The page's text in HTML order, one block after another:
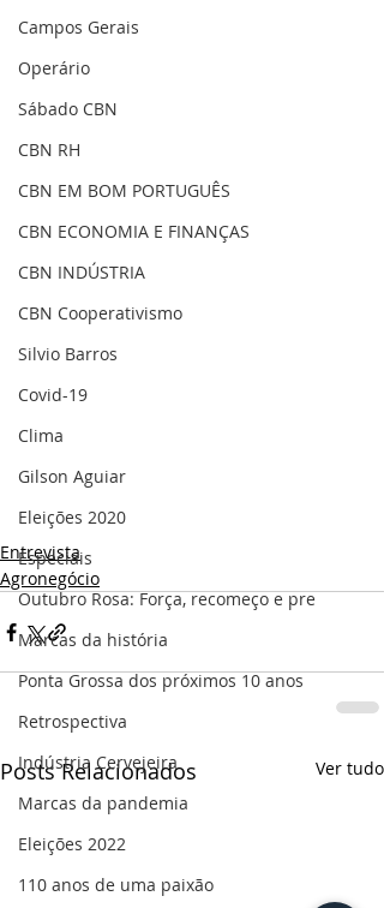
Campos Gerais
Operário
Sábado CBN
CBN RH
CBN EM BOM PORTUGUÊS
CBN ECONOMIA E FINANÇAS
CBN INDÚSTRIA
CBN Cooperativismo
Silvio Barros
Covid-19
Clima
Gilson Aguiar
Eleições 2020
Especiais
Outubro Rosa: Força, recomeço e pre
Marcas da história
Ponta Grossa dos próximos 10 anos
Retrospectiva
Indústria Cervejeira
Marcas da pandemia
Eleições 2022
110 anos de uma paixão
Entrevista
Agronegócio
Posts Relacionados Ver tudo